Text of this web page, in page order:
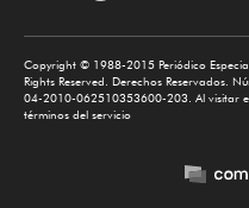
Copyright © 1988-2015 Periódico
Rights Reserved. Derechos Reservados.
04-2010-062510353600-203. Al visitar
términos del servicio